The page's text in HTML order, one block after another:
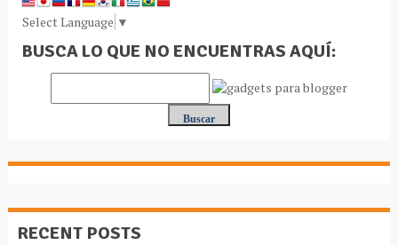
Select Language ▼
BUSCA LO QUE NO ENCUENTRAS AQUÍ:
RECENT POSTS